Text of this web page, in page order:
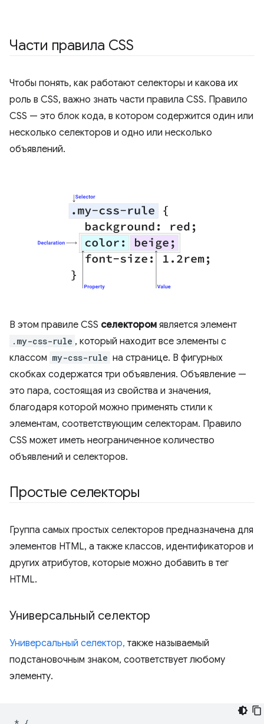
Части правила CSS
Чтобы понять, как работают селекторы и какова их
роль в CSS, важно знать части правила CSS. Правило
CSS — это блок кода, в котором содержится один или
несколько селекторов и одно или несколько
объявлений.
В этом правиле CSS селектором является элемент
.my-css-rule , который находит все элементы с
классом my-css-rule на странице. В фигурных
скобках содержатся три объявления. Объявление —
это пара, состоящая из свойства и значения,
благодаря которой можно применять стили к
элементам, соответствующим селекторам. Правило
CSS может иметь неограниченное количество
объявлений и селекторов.
Простые селекторы
Группа самых простых селекторов предназначена для
элементов HTML, а также классов, идентификаторов и
других атрибутов, которые можно добавить в тег
HTML.
Универсальный селектор
Универсальный селектор, также называемый
подстановочным знаком, соответствует любому
элементу.